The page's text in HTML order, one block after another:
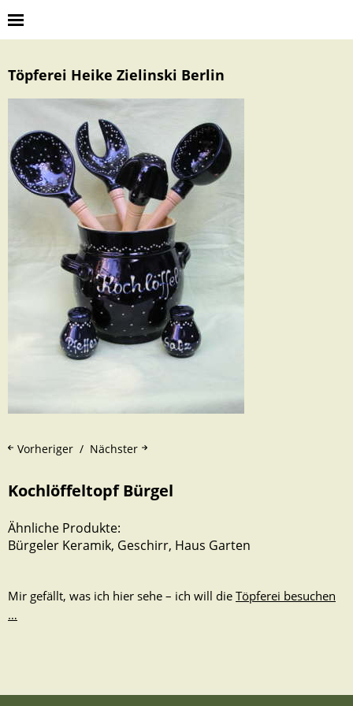
Töpferei Heike Zielinski Berlin
Nächster
Vorheriger
Kochlöffeltopf Bürgel
Ähnliche Produkte:
Bürgeler Keramik, Geschirr, Haus Garten
Mir gefällt, was ich hier sehe – ich will die Töpferei besuchen
…